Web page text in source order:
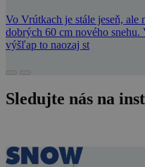
Vo Vrútkach je stále jeseň, ale
dobrých 60 cm nového snehu.
výšľap to naozaj st
Sledujte nás na